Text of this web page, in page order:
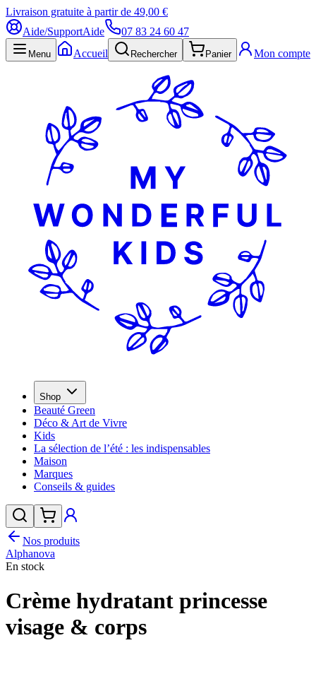
Livraison gratuite à partir de 49,00 €
Aide/SupportAide 07 83 24 60 47
Menu Accueil Rechercher Panier Mon compte
Shop
Beauté Green
Déco & Art de Vivre
Kids
La sélection de l’été : les indispensables
Maison
Marques
Conseils & guides
Nos produits
Alphanova
En stock
Crème hydratant princesse
visage & corps